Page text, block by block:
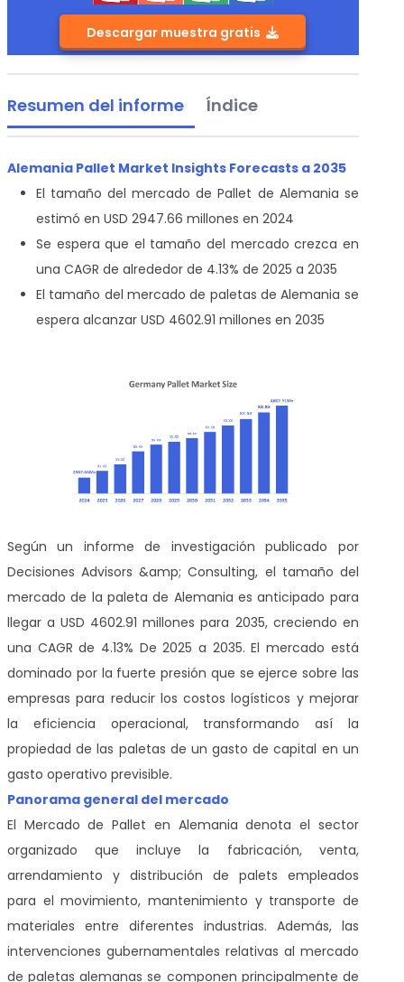
Descargar muestra gratis
Resumen del informe Índice
Alemania Pallet Market Insights Forecasts a 2035
El tamaño del mercado de Pallet de Alemania se
estimó en USD 2947.66 millones en 2024
Se espera que el tamaño del mercado crezca en
una CAGR de alrededor de 4.13% de 2025 a 2035
El tamaño del mercado de paletas de Alemania se
espera alcanzar USD 4602.91 millones en 2035
Según un informe de investigación publicado por
Decisiones Advisors &amp; Consulting, el tamaño del
mercado de la paleta de Alemania es anticipado para
llegar a USD 4602.91 millones para 2035, creciendo en
una CAGR de 4.13% De 2025 a 2035. El mercado está
dominado por la fuerte presión que se ejerce sobre las
empresas para reducir los costos logísticos y mejorar
la eficiencia operacional, transformando así la
propiedad de las paletas de un gasto de capital en un
gasto operativo previsible.
Panorama general del mercado
El Mercado de Pallet en Alemania denota el sector
organizado que incluye la fabricación, venta,
arrendamiento y distribución de palets empleados
para el movimiento, mantenimiento y transporte de
materiales entre diferentes industrias. Además, las
intervenciones gubernamentales relativas al mercado
de paletas alemanas se componen principalmente de